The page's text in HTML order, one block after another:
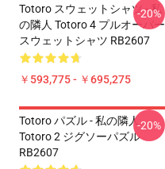
Totoro スウェットシャツ - 私
の隣人 Totoro 4 プルオーバー
スウェットシャツ RB2607
￥593,775 - ￥695,275
-20%
Totoro パズル - 私の隣人
Totoro 2 ジグソーパズル
RB2607
-20%